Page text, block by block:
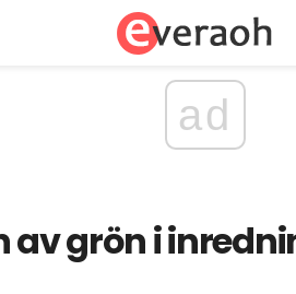
ad
grön i